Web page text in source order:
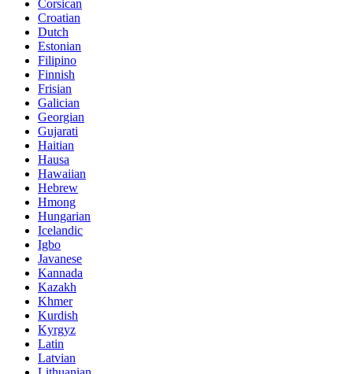
Corsican
Croatian
Dutch
Estonian
Filipino
Finnish
Frisian
Galician
Georgian
Gujarati
Haitian
Hausa
Hawaiian
Hebrew
Hmong
Hungarian
Icelandic
Igbo
Javanese
Kannada
Kazakh
Khmer
Kurdish
Kyrgyz
Latin
Latvian